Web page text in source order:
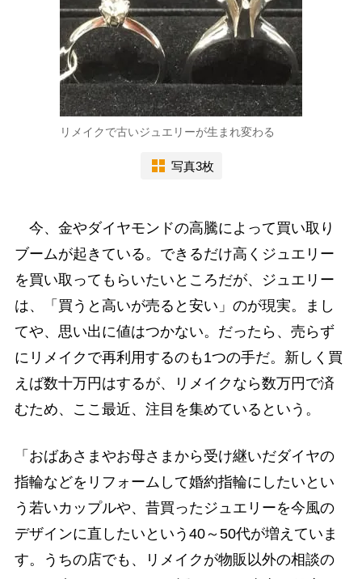
リメイクで古いジュエリーが生まれ変わる
写真3枚
今、金やダイヤモンドの高騰によって買い取り
ブームが起きている。できるだけ高くジュエリー
を買い取ってもらいたいところだが、ジュエリー
は、「買うと高いが売ると安い」のが現実。まし
てや、思い出に値はつかない。だったら、売らず
にリメイクで再利用するのも1つの手だ。新しく買
えば数十万円はするが、リメイクなら数万円で済
むため、ここ最近、注目を集めているという。
「おばあさまやお母さまから受け継いだダイヤの
指輪などをリフォームして婚約指輪にしたいとい
う若いカップルや、昔買ったジュエリーを今風の
デザインに直したいという40～50代が増えていま
す。うちの店でも、リメイクが物販以外の相談の